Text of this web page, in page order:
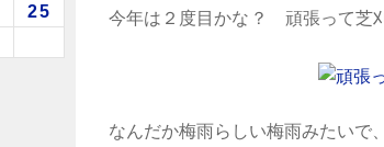
今年は２度目かな？ 頑張って芝
なんだか梅雨らしい梅雨みたいで
25